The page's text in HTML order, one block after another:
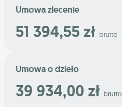
Umowa zlecenie
51 394,55 zł brutto
Umowa o dzieło
39 934,00 zł brutto